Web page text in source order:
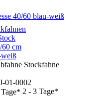
60 cm
Stockfahne
01-0002
2 - 3 Tage*